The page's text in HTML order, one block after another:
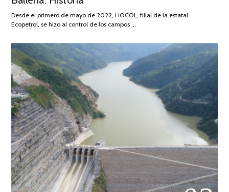
2026
Desde el primero de mayo de 2022, HOCOL, filial de la estatal
Ecopetrol, se hizo al control de los campos …